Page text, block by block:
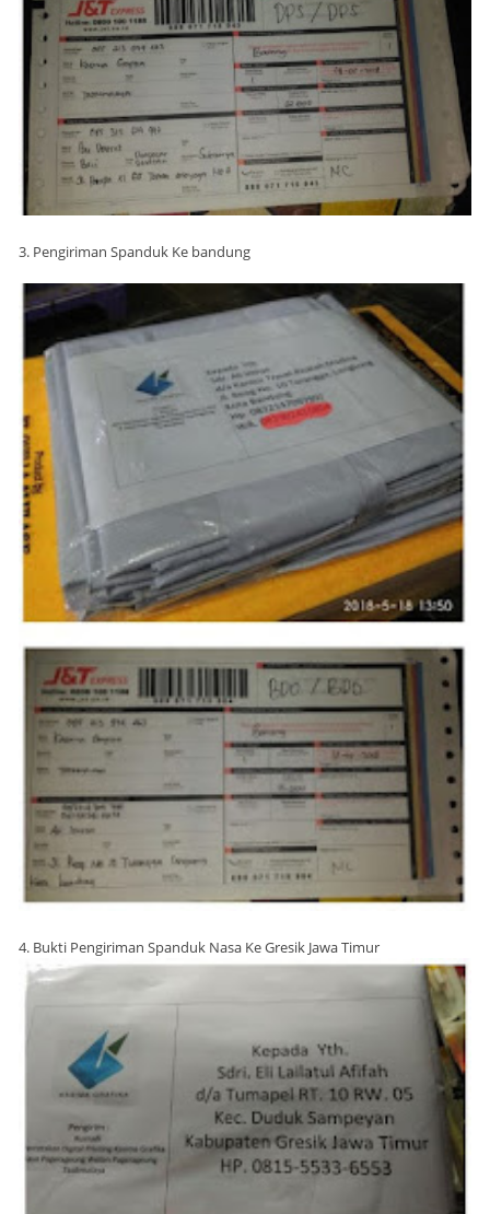
3. Pengiriman Spanduk Ke bandung
4. Bukti Pengiriman Spanduk Nasa Ke Gresik Jawa Timur